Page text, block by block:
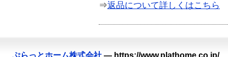
⇒返品について詳しくはこちら
ぷらっとホーム株式会社 — https://www.plathome.co.jp/